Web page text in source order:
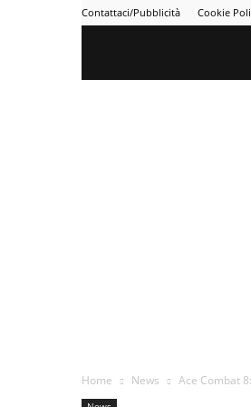
Contattaci/Pubblicità Cookie
Home News Ace Combat